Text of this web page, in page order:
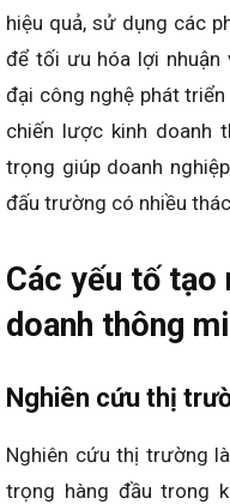
hiệu quả, sử dụng các
để tối ưu hóa lợi nhuận
đại công nghệ phát
chiến lược kinh doanh
trọng giúp doanh
đấu trường có nhiều
Các yếu tố tạo
doanh thông
Nghiên cứu thị
Nghiên cứu thị trường
trọng hàng đầu trong